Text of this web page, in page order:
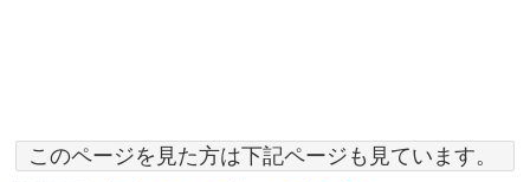
このページを見た方は下記ページも見ています。